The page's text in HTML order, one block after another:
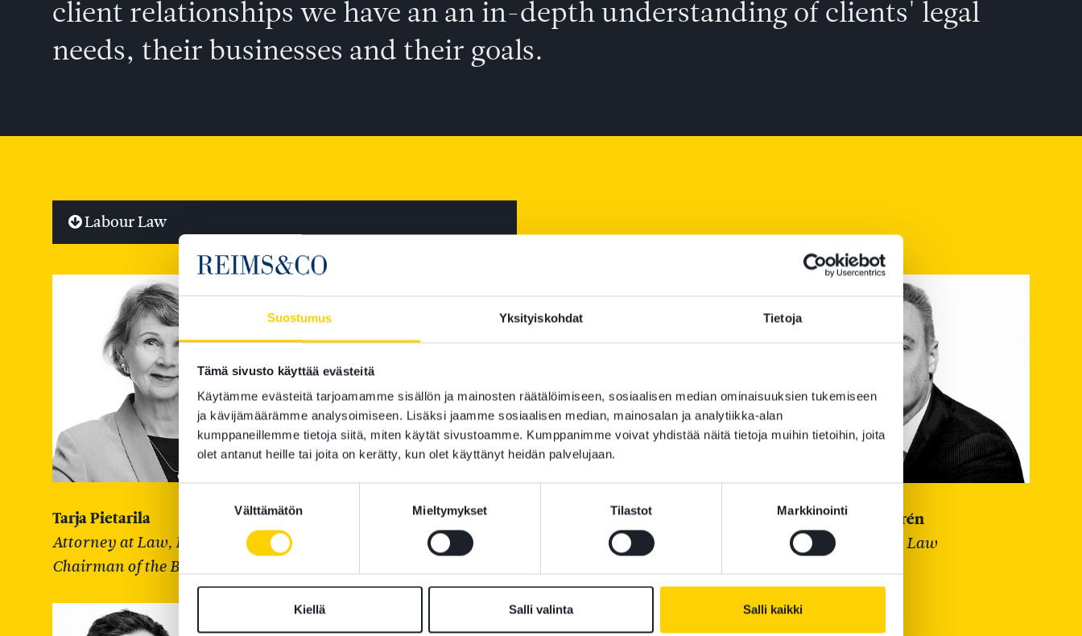
Suostumus Yksityiskohdat Tietoja
Tämä sivusto käyttää evästeitä
Käytämme evästeitä tarjoamamme sisällön ja mainosten räätälöimiseen, sosiaalisen median ominaisuuksien tukemiseen
ja kävijämäärämme analysoimiseen. Lisäksi jaamme sosiaalisen median, mainosalan ja analytiikka-alan
kumppaneillemme tietoja siitä, miten käytät sivustoamme. Kumppanimme voivat yhdistää näitä tietoja muihin tietoihin, joita
olet antanut heille tai joita on kerätty, kun olet käyttänyt heidän palvelujaan.
Välttämätön Mieltymykset Tilastot Markkinointi
Kiellä Salli valinta Salli kaikki
client relationships we have an an in-depth understanding of clients' legal
needs, their businesses and their goals.
Labour Law
Tarja Pietarila
Attorney at Law, Partner,
Chairman of the Board
Merituuli Lukkari
Attorney at Law, Partner
Ilona Piironen
Attorney at Law, Partner
Petteri Nygrén
Attorney at Law